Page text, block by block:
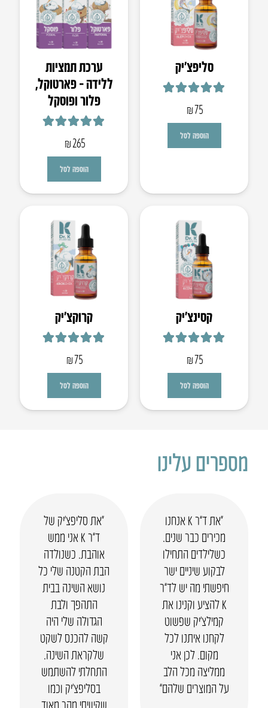
סליפצ’יק
₪75
הוספה לסל
ערכת תמציות
ללידה – פארטוקל,
פלור ופוסקל
₪265
הוספה לסל
קסינצ’יק
₪75
הוספה לסל
קרוקצ׳יק
₪75
הוספה לסל
מספרים עלינו
“את ד”ר K אנחנו
מכירים כבר שנים.
כשלילדים התחילו
לבקוע שיניים ישר
חיפשתי מה יש לד”ר
K להציע וקנינו את
קמילצ’יק שפשוט
לקחנו איתנו לכל
מקום. לכן אני
ממליצה מכל הלב
על המוצרים שלהם”
“את סליפצ’יק של
ד”ר K אני ממש
אוהבת. כשנולדה
הבת הקטנה שלי כל
נושא השינה בבית
התהפך ולבת
הגדולה שלי היה
קשה להכנס לשקט
שלקראת השינה.
התחלתי להשתמש
בסליפצ’יק וכמו
שקיוויתי מהר מאוד